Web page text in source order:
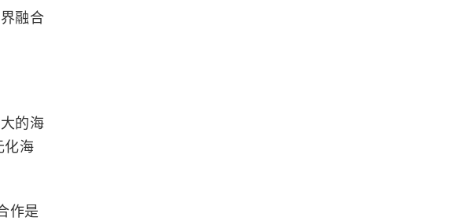
融合
的海
化海
作是